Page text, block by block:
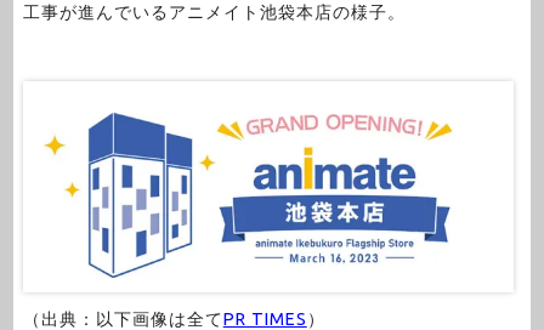
工事が進んでいるアニメイト池袋本店の様子。
（出典：以下画像は全てPR TIMES ）